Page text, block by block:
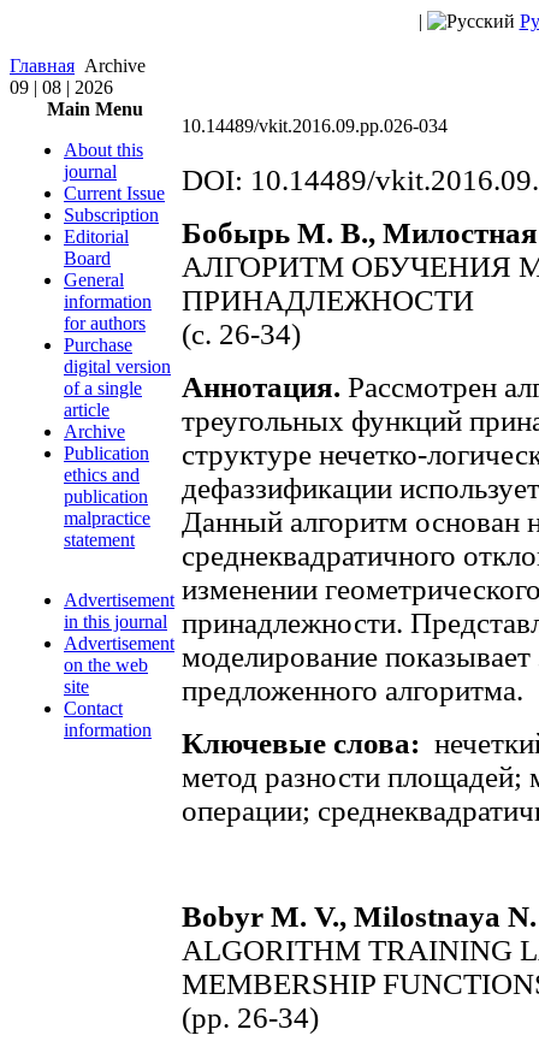
|
Главная Archive
09 | 08 | 2026
Main Menu
About this
journal
Current Issue
Subscription
Editorial
Board
General
information
for authors
Purchase
digital version
of a single
article
Archive
Publication
ethics and
publication
malpractice
statement
Advertisement
in this journal
Advertisement
on the web
site
Contact
information
10.14489/vkit.2016.09.pp.026-034
DOI: 10.14489/
Бобырь М. В.,
АЛГОРИТМ ОБУЧЕНИЯ
ПРИНАДЛЕЖНОСТИ
(c. 26-34)
Аннотация. Рассмотрен
треугольных функций
структуре нечетко-
дефаззификации
Данный алгоритм основан
среднеквадратичного
изменении
принадлежности.
моделирование
предложенного алгоритма.
Ключевые слова:
метод разности площадей;
операции;
Bobyr M. V., Milostnaya
ALGORITHM TRAINING
MEMBERSHIP
(pp. 26-34)